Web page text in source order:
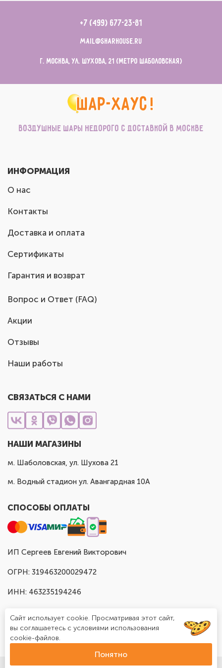
+7 (499) 677-23-81
mail@sharhouse.ru
г. Москва, ул. Шухова, 21 (метро Шаболовская)
Воздушные шары недорого с доставкой в Москве
ИНФОРМАЦИЯ
О нас
Контакты
Доставка и оплата
Сертификаты
Гарантия и возврат
Вопрос и Ответ (FAQ)
Акции
Отзывы
Наши работы
СВЯЗАТЬСЯ С НАМИ
НАШИ МАГАЗИНЫ
м. Шаболовская, ул. Шухова 21
м. Водный стадион ул. Авангардная 10А
СПОСОБЫ ОПЛАТЫ
ИП Сергеев Евгений Викторович
ОГРН: 319463200029472
ИНН: 463235194246
© Доставка шаров в Москве "Шар Хаус", 2025
Сайт использует cookie. Просматривая этот сайт,
вы соглашаетесь с условиями использования
cookie-файлов.
Понятно